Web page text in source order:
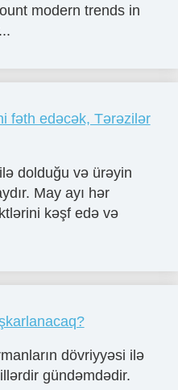
modern trends in
fəth edəcək, Tərəzilər
dolduğu və ürəyin
May ayı hər
kəşf edə və
dövriyyəsi ilə
gündəmdədir.